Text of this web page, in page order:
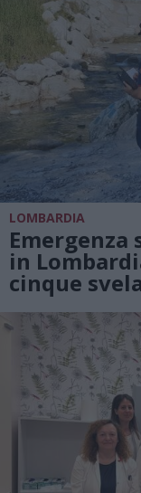
LOMBARDIA
Emergenza
in
cinque